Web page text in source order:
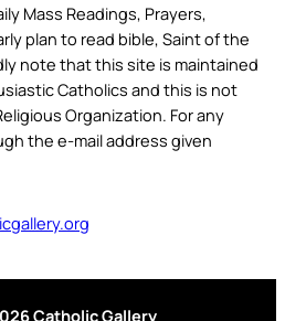
Mass Readings, Prayers,
plan to read bible, Saint of the
note that this site is maintained
Catholics and this is not
Organization. For any
the e-mail address given
Catholic Gallery